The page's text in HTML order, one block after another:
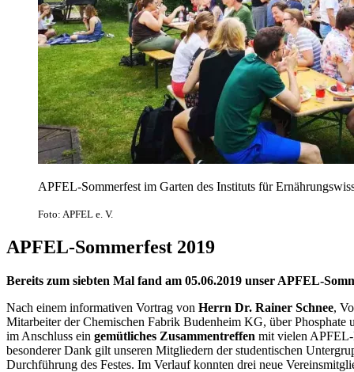
APFEL-Sommerfest im Garten des Instituts für
Foto: APFEL e. V.
APFEL-Sommerfest 2019
Bereits zum siebten Mal fand am 05.06.2019 unser APFEL-
Nach einem informativen Vortrag von Herrn Dr. Rainer Schnee,
Mitarbeiter der Chemischen Fabrik Budenheim KG, über
im Anschluss ein gemütliches Zusammentreffen mit vielen APFEL-
besonderer Dank gilt unseren Mitgliedern der studentischen
Durchführung des Festes. Im Verlauf konnten drei neue